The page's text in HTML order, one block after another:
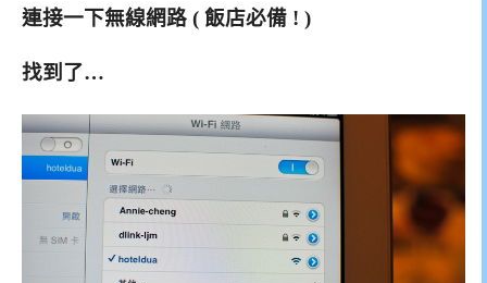
連接一下無線網路 ( 飯店必備 ! )
找到了…